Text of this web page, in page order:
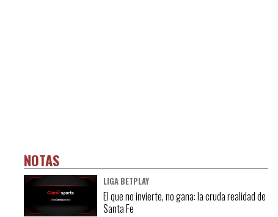
NOTAS
LIGA BETPLAY
El que no invierte, no gana: la cruda realidad de
Santa Fe